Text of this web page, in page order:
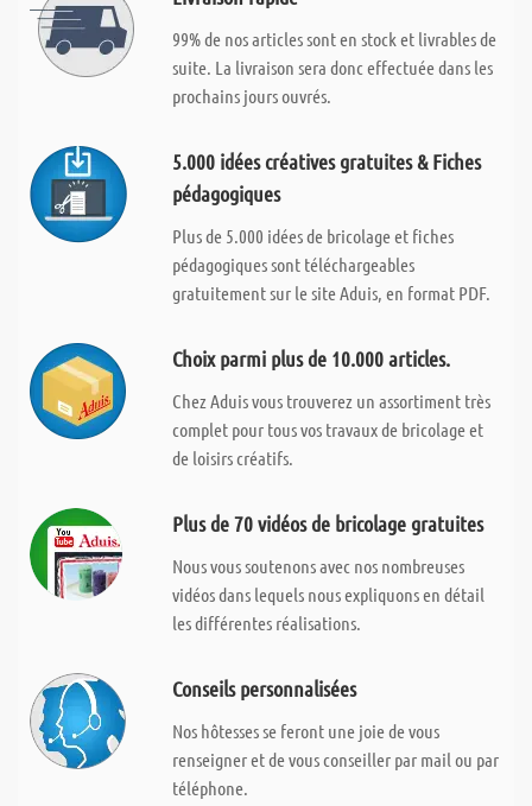
99% de nos articles sont en stock et livrables de
suite. La livraison sera donc effectuée dans les
prochains jours ouvrés.
5.000 idées créatives gratuites & Fiches
pédagogiques
Plus de 5.000 idées de bricolage et fiches
pédagogiques sont téléchargeables
gratuitement sur le site Aduis, en format PDF.
Choix parmi plus de 10.000 articles.
Chez Aduis vous trouverez un assortiment très
complet pour tous vos travaux de bricolage et
de loisirs créatifs.
Plus de 70 vidéos de bricolage gratuites
Nous vous soutenons avec nos nombreuses
vidéos dans lequels nous expliquons en détail
les différentes réalisations.
Conseils personnalisées
Nos hôtesses se feront une joie de vous
renseigner et de vous conseiller par mail ou par
téléphone.